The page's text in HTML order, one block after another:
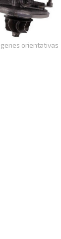
orientativas